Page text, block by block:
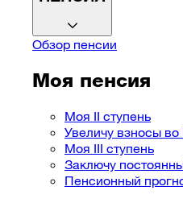
Обзор пенсии
Моя пенсия
Моя II ступень
Увеличу взносы
Моя III ступень
Заключу
Пенсионный